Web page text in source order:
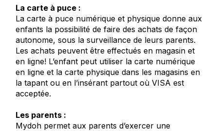
La carte à puce :
La carte à puce numérique et physique donne aux
enfants la possibilité de faire des achats de façon
autonome, sous la surveillance de leurs parents.
Les achats peuvent être effectués en magasin et
en ligne! L’enfant peut utiliser la carte numérique
en ligne et la carte physique dans les magasins en
la tapant ou en l’insérant partout où VISA est
acceptée.
Les parents :
Mydoh permet aux parents d’exercer une